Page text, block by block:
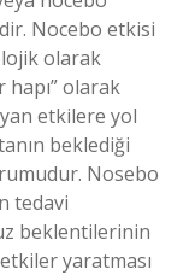
Nocebo etkisi
olarak
hapı” olarak
etkilere yol
beklediği
Nosebo
tedavi
beklentilerinin
yaratması